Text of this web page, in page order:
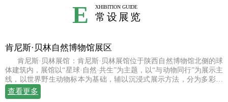
E XHIBITION GUIDE
常设展览
肯尼斯·贝林自然博物馆展区
体建筑内，展馆以“星球·自然·共生”为主题，以“与动物同行”为展示主
线，以世界野生动物标本为基础，辅以沉浸式展示方法，分为多彩亚
欧、野性非洲、雄浑美洲、奇异北极、神秘澳洲、生存法则、江海律
动、穹幕影院、勇敢者通道、互动体验等10个展示体验区，共展出七
查看更多